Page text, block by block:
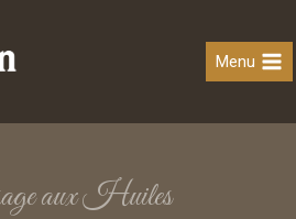
Menu
aux Huiles